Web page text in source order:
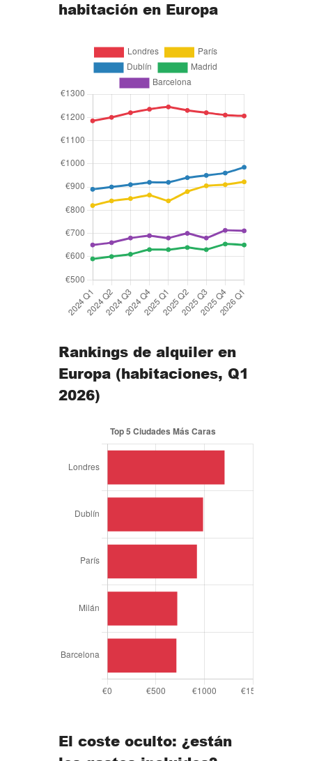
habitación en Europa
Rankings de alquiler en
Europa (habitaciones, Q1
2026)
El coste oculto: ¿están